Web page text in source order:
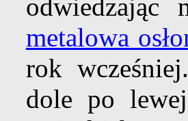
odwiedzając
metalowa
rok
dole po